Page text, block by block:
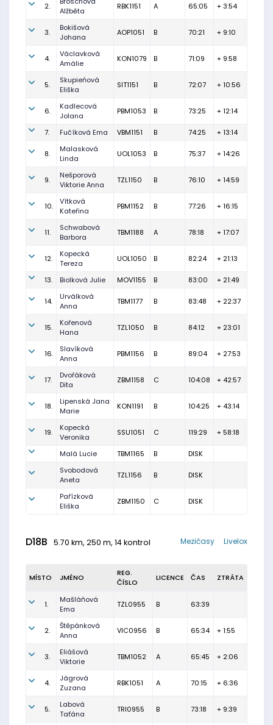
2.
Alžběta
RBK1151 A 65:05 + 3:54
3.
Bokišová
Johana
AOP1051 B 70:21 + 9:10
4.
Václavková
Amálie
KON1079 B 71:09 + 9:58
5.
Skupieńová
Eliška
SIT1151 B 72:07 + 10:56
6.
Kadlecová
Jolana
PBM1053 B 73:25 + 12:14
7. Fučíková Ema VBM1151 B 74:25 + 13:14
8.
Malasková
Linda
UOL1053 B 75:37 + 14:26
9.
Nešporová
Viktorie Anna
TZL1150 B 76:10 + 14:59
10.
Vítková
Kateřina
PBM1152 B 77:26 + 16:15
11.
Schwabová
Barbora
TBM1188 A 78:18 + 17:07
12.
Kopecká
Tereza
UOL1050 B 82:24 + 21:13
13. Biolková Julie MOV1155 B 83:00 + 21:49
14.
Urválková
Anna
TBM1177 B 83:48 + 22:37
15.
Kořenová
Hana
TZL1050 B 84:12 + 23:01
16.
Slavíková
Anna
PBM1156 B 89:04 + 27:53
17.
Dvořáková
Dita
ZBM1158 C 104:08 + 42:57
18.
Lipenská Jana
Marie
KON1191 B 104:25 + 43:14
19.
Kopecká
Veronika
SSU1051 C 119:29 + 58:18
Malá Lucie TBM1165 B
DISK
Svobodová
Aneta
TZL1156 B DISK
Pařízková
Eliška
ZBM1150 C DISK
D18B 5.70 km, 250 m, 14 kontrol Livelox
Mezičasy
MÍSTO JMÉNO
REG.
ČÍSLO
LICENCE ČAS ZTRÁTA
1.
Mašláňová
Ema
TZL0955 B 63:39
2.
Štěpánková
Anna
VIC0956 B 65:34 + 1:55
3.
Eliášová
Viktorie
TBM1052 A 65:45 + 2:06
4.
Jágrová
Zuzana
RBK1051 A 70:15 + 6:36
5.
Labová
Taťána
TRI0955 B 73:18 + 9:39